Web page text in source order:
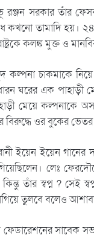
রঞ্জন সরকার
কখনো তামাদি হয়।
কলঙ্ক মুক্ত ও
চাকমাকে
ঘরের এক পাহাড়ী
মেয়ে কল্পনাকে
ওর বুকের ভেতর
ইয়েন ইয়েন
লেঃ
তাঁর স্বপ্ন ? সেই
তুলবে বলেও
সাবেক